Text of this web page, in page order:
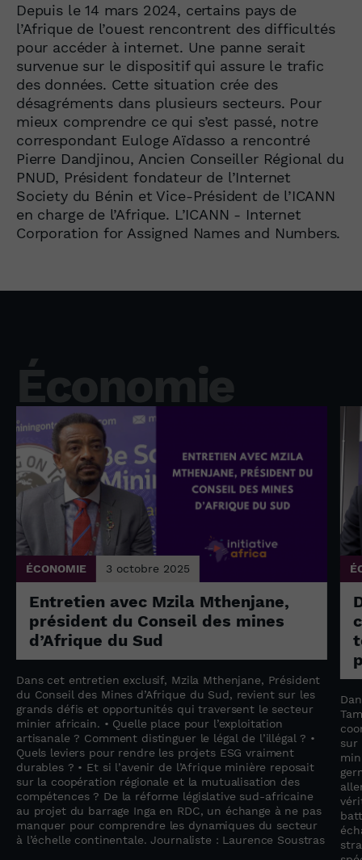
Depuis le 14 mars 2024, certains pays de
l’Afrique de l’ouest rencontrent des difficultés
pour accéder à internet. Une panne serait
survenue sur le dispositif qui assure le trafic
des données. Cette situation crée des
désagréments dans plusieurs secteurs. Pour
mieux comprendre ce qui s’est passé, notre
correspondant Euloge Aïdasso a rencontré
Pierre Dandjinou, Ancien Conseiller Régional du
PNUD, Président fondateur de l’Internet
Society du Bénin et Vice-Président de l’ICANN
en charge de l’Afrique. L’ICANN - Internet
Corporation for Assigned Names and Numbers.
Économie
ÉCONOMIE 3 octobre 2025
Entretien avec Mzila Mthenjane,
président du Conseil des mines
d’Afrique du Sud
Dans cet entretien exclusif, Mzila Mthenjane, Président
du Conseil des Mines d’Afrique du Sud, revient sur les
grands défis et opportunités qui traversent le secteur
minier africain. • Quelle place pour l’exploitation
artisanale ? Comment distinguer le légal de l’illégal ? •
Quels leviers pour rendre les projets ESG vraiment
durables ? • Et si l’avenir de l’Afrique minière reposait
sur la coopération régionale et la mutualisation des
compétences ? De la réforme législative sud-africaine
au projet du barrage Inga en RDC, un échange à ne pas
manquer pour comprendre les dynamiques du secteur
à l’échelle continentale. Journaliste : Laurence Soustras
sur